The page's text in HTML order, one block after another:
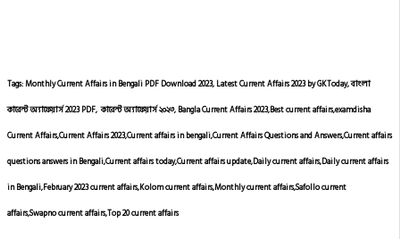
Tags: Monthly Current Affairs in Bengali PDF Download 2023, Latest Current Affairs 2023 by GKToday, বাংলা
কারেন্ট অ্যাফেয়ার্স 2023 PDF, কারেন্ট অ্যাফেয়ার্স ২০২৩, Bangla Current Affairs 2023,Best current affairs,examdisha
Current Affairs,Current Affairs 2023,Current affairs in bengali,Current Affairs Questions and Answers,Current affairs
questions answers in Bengali,Current affairs today,Current affairs update,Daily current affairs,Daily current affairs
in Bengali,February 2023 current affairs,Kolom current affairs,Monthly current affairs,Safollo current
affairs,Swapno current affairs,Top 20 current affairs